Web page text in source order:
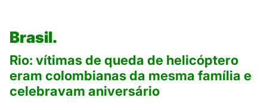
Brasil.
Rio: vítimas de queda de helicóptero
eram colombianas da mesma família e
celebravam aniversário